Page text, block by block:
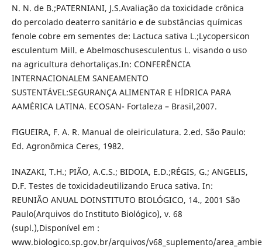
N. N. de B.;PATERNIANI, J.S.Avaliação da toxicidade crônica
do percolado deaterro sanitário e de substâncias químicas
fenole cobre em sementes de: Lactuca sativa L.;Lycopersicon
esculentum Mill. e Abelmoschusesculentus L. visando o uso
na agricultura dehortaliças.In: CONFERÊNCIA
INTERNACIONALEM SANEAMENTO
SUSTENTÁVEL:SEGURANÇA ALIMENTAR E HÍDRICA PARA
AAMÉRICA LATINA. ECOSAN- Fortaleza – Brasil,2007.
FIGUEIRA, F. A. R. Manual de oleiriculatura. 2.ed. São Paulo:
Ed. Agronômica Ceres, 1982.
INAZAKI, T.H.; PIÃO, A.C.S.; BIDOIA, E.D.;RÉGIS, G.; ANGELIS,
D.F. Testes de toxicidadeutilizando Eruca sativa. In:
REUNIÃO ANUAL DOINSTITUTO BIOLÓGICO, 14., 2001 São
Paulo(Arquivos do Instituto Biológico), v. 68
(supl.),Disponível em :
www.biologico.sp.gov.br/arquivos/v68_suplemento/